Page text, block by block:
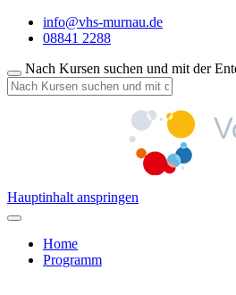
info@vhs-murnau.de
08841 2288
Nach Kursen suchen und mit der
Hauptinhalt anspringen
Home
Programm